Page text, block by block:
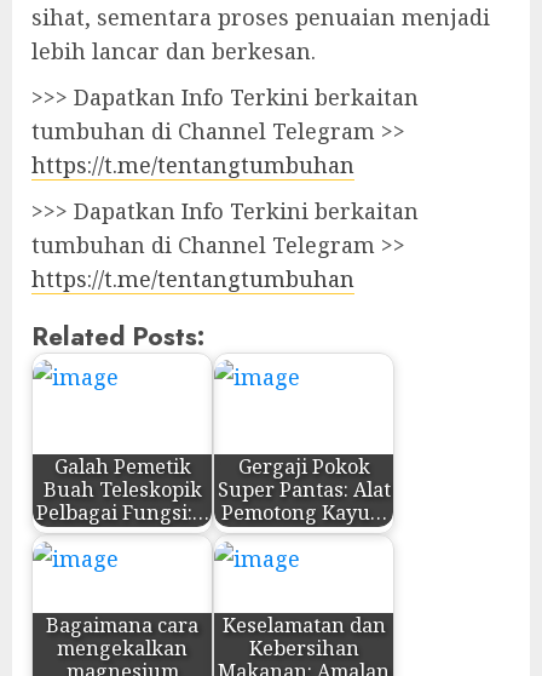
sihat, sementara proses penuaian menjadi
lebih lancar dan berkesan.
>>> Dapatkan Info Terkini berkaitan
tumbuhan di Channel Telegram >>
https://t.me/tentangtumbuhan
>>> Dapatkan Info Terkini berkaitan
tumbuhan di Channel Telegram >>
https://t.me/tentangtumbuhan
Related Posts:
Galah Pemetik
Buah Teleskopik
Pelbagai Fungsi:…
Gergaji Pokok
Super Pantas: Alat
Pemotong Kayu…
Bagaimana cara
mengekalkan
Keselamatan dan
Kebersihan